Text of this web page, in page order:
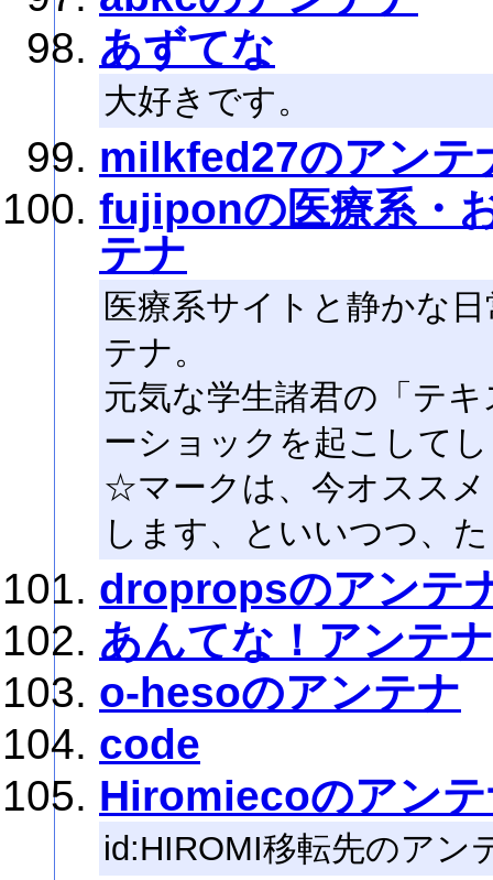
あずてな
大好きです。
milkfed27のアンテ
fujiponの医療系・
テナ
医療系サイトと静かな
テナ。
元気な学生諸君の「テ
ーショックを起こして
☆マークは、今オスス
します、といいつつ、
dropropsのアンテ
あんてな！アンテ
o-hesoのアンテナ
code
Hiromiecoのアン
id:HIROMI移転先のアン